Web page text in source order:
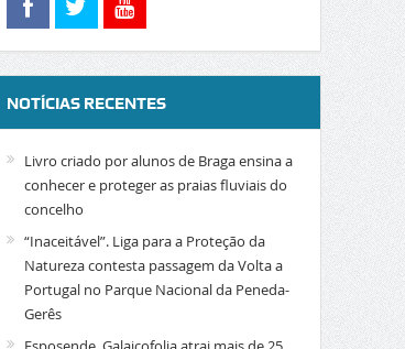
NOTÍCIAS RECENTES
Livro criado por alunos de Braga ensina a
conhecer e proteger as praias fluviais do
concelho
“Inaceitável”. Liga para a Proteção da
Natureza contesta passagem da Volta a
Portugal no Parque Nacional da Peneda-
Gerês